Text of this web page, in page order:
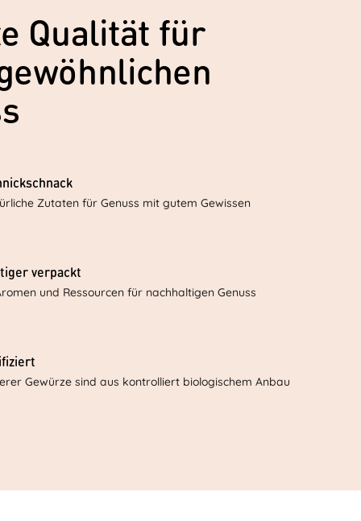
Qualität für
Zutaten für Genuss mit gutem Gewissen
verpackt
und Ressourcen für nachhaltigen Genuss
Gewürze sind aus kontrolliert biologischem Anbau